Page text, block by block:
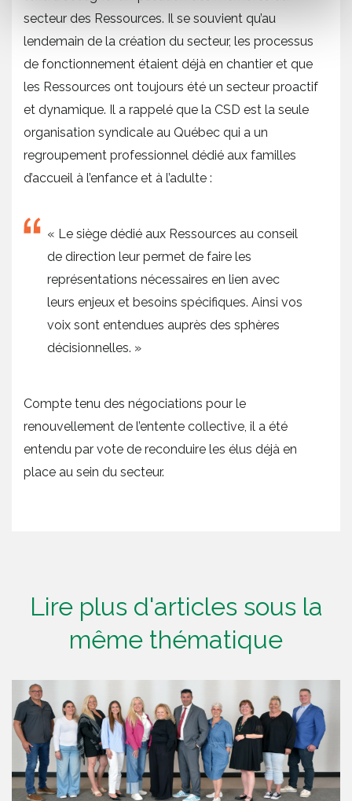
secteur des Ressources. Il se souvient qu’au
lendemain de la création du secteur, les processus
de fonctionnement étaient déjà en chantier et que
les Ressources ont toujours été un secteur proactif
et dynamique. Il a rappelé que la CSD est la seule
organisation syndicale au Québec qui a un
regroupement professionnel dédié aux familles
d’accueil à l’enfance et à l’adulte :
« Le siège dédié aux Ressources au conseil
de direction leur permet de faire les
représentations nécessaires en lien avec
leurs enjeux et besoins spécifiques. Ainsi vos
voix sont entendues auprès des sphères
décisionnelles. »
Compte tenu des négociations pour le
renouvellement de l’entente collective, il a été
entendu par vote de reconduire les élus déjà en
place au sein du secteur.
Lire plus d'articles sous la
même thématique